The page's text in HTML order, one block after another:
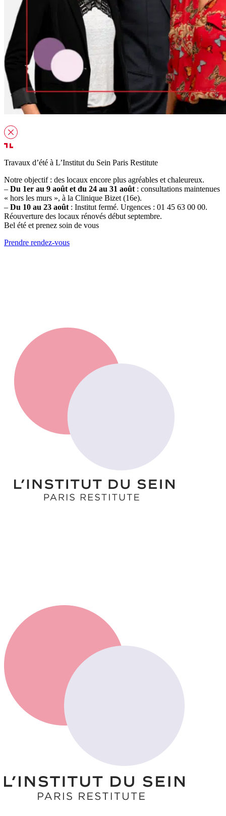
Travaux d’été à L’Institut du Sein Paris Restitute
Notre objectif : des locaux encore plus agréables et chaleureux.
– Du 1er au 9 août et du 24 au 31 août : consultations maintenues
« hors les murs », à la Clinique Bizet (16e).
– Du 10 au 23 août : Institut fermé. Urgences : 01 45 63 00 00.
Réouverture des locaux rénovés début septembre.
Bel été et prenez soin de vous
Prendre rendez-vous